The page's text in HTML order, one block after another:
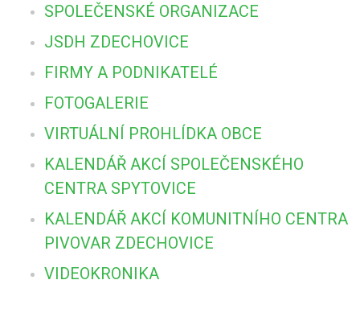
SPOLEČENSKÉ ORGANIZACE
JSDH ZDECHOVICE
FIRMY A PODNIKATELÉ
FOTOGALERIE
VIRTUÁLNÍ PROHLÍDKA OBCE
KALENDÁŘ AKCÍ SPOLEČENSKÉHO
CENTRA SPYTOVICE
KALENDÁŘ AKCÍ KOMUNITNÍHO CENTRA
PIVOVAR ZDECHOVICE
VIDEOKRONIKA